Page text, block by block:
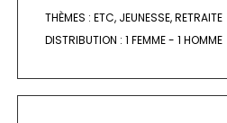
THÈMES : ETC, JEUNESSE,RETRAITE
DISTRIBUTION : 1 FEMME - 1 HOMME